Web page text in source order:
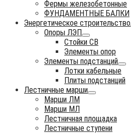
Фермы железобетонные
ФУНДАМЕНТНЫЕ БАЛКИ
Энергетическое строительство
Опоры ЛЭП
Стойки СВ
Элементы опор
Элементы подстанций
Лотки кабельные
Плиты подстанций
Лестничные марши
Марши ЛМ
Марши МЛ
Лестничная площадка
Лестничные ступени